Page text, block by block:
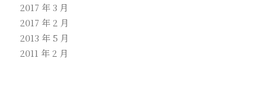
2017 年 3 月
2017 年 2 月
2013 年 5 月
2011 年 2 月